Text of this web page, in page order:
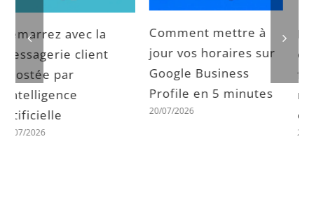
Horaires
exceptionnels, jours
fériés : éviter la
mauvaise surprise du
client
20/07/2026
Pourquoi votre fiche
Google affiche «
ouvert » alors que
vous êtes fermé
20/07/2026